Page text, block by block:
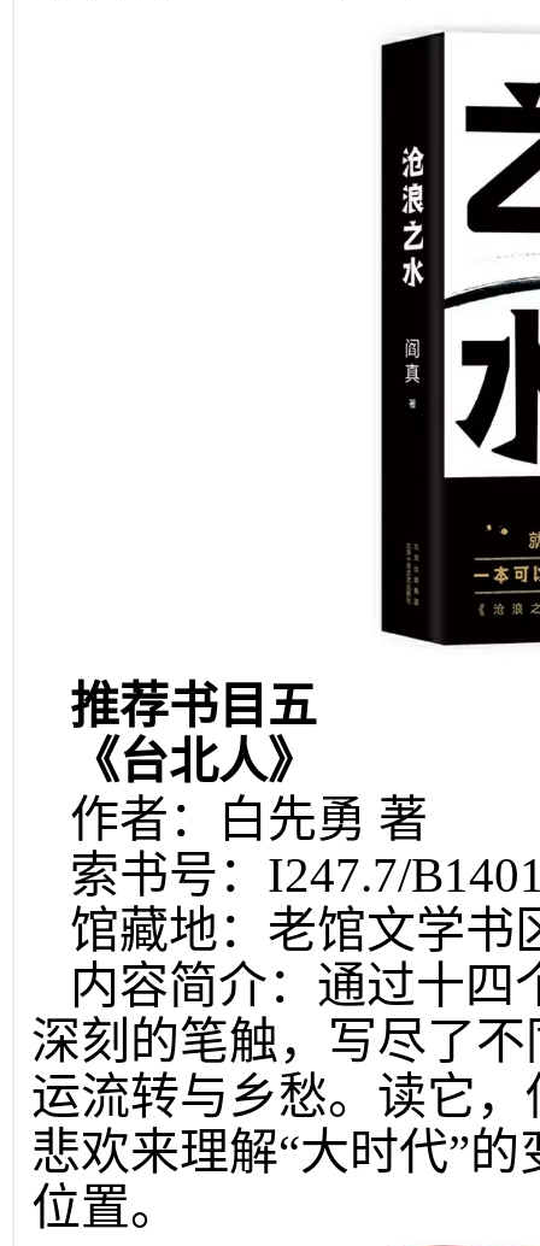
推荐书目五
《台北人》
作者：白先勇 著
索书号：I247.7/
馆藏地：老馆文学书
内容简介：通过十四
深刻的笔触，写尽了
运流转与乡愁。读它
悲欢来理解“大时代”
位置。